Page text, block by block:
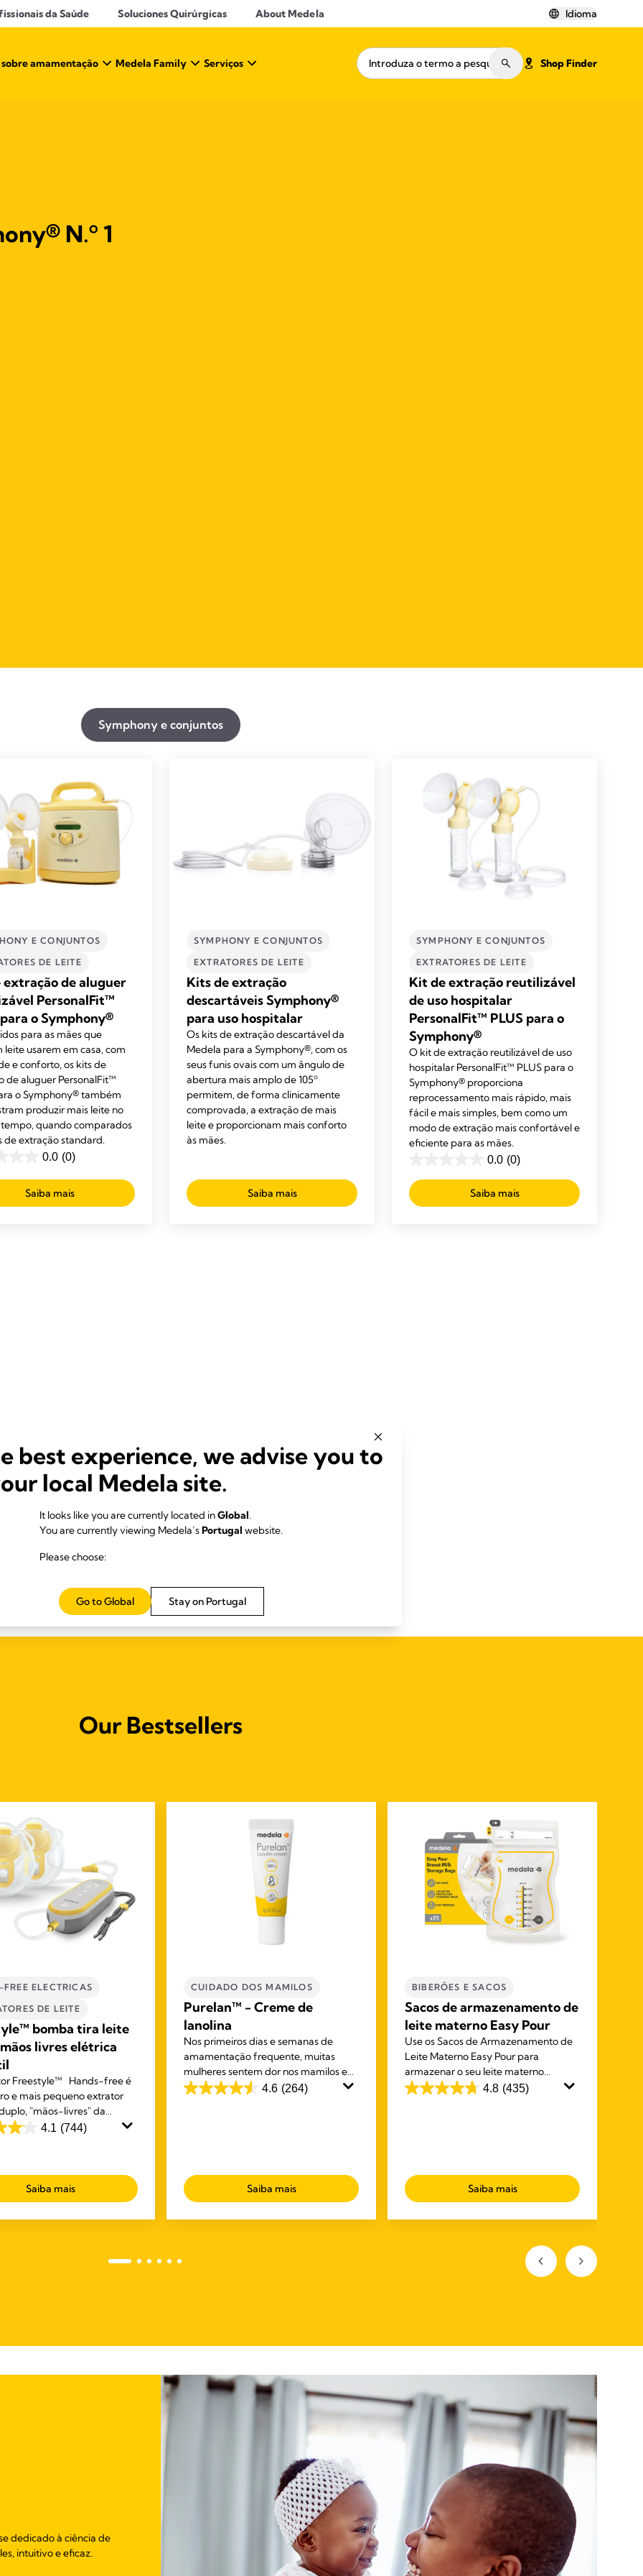
da Saúde​ Soluciones Quirúrgicas About Medela Idioma
amamentação​ Medela Family Serviços Shop Finder
N.º 1
Symphony e conjuntos
E CONJUNTOS
DE LEITE​
extração de aluguer
PersonalFit™
o Symphony®
para as mães que
leite usarem em casa, com
e conforto, os kits de
de aluguer PersonalFit™
o Symphony® também
produzir mais leite no
quando comparados
de extração standard.
0.0 (0)
Saiba mais
SYMPHONY E CONJUNTOS
EXTRATORES DE LEITE​
Kits de extração
descartáveis Symphony®
para uso hospitalar
Os kits de extração descartável da
Medela para a Symphony®, com os
seus funis ovais com um ângulo de
abertura mais amplo de 105º
permitem, de forma clinicamente
comprovada, a extração de mais
leite e proporcionam mais conforto
às mães.
Saiba mais
SYMPHONY E CONJUNTOS
EXTRATORES DE LEITE​
Kit de extração reutilizável
de uso hospitalar
PersonalFit™ PLUS para o
Symphony®
O kit de extração reutilizável de uso
hospitalar PersonalFit™ PLUS para o
Symphony® proporciona
reprocessamento mais rápido, mais
fácil e mais simples, bem como um
modo de extração mais confortável e
eficiente para as mães.
0.0 (0)
em
5
Saiba mais
Our Bestsellers
ELECTRICAS
DE LEITE​
bomba tira leite
livres elétrica
Freestyle™ Hands-free é
e mais pequeno extrator
"mãos-livres" da
se usa debaixo do sutiã.
4.1 (744)
Saiba mais
CUIDADO DOS MAMILOS
Purelan™ - Creme de
lanolina
Nos primeiros dias e semanas de
amamentação frequente, muitas
mulheres sentem dor nos mamilos e
pele seca. O creme de lanolina
4.6 (264)
4.6
análises
Saiba mais
BIBERÕES E SACOS
Sacos de armazenamento de
leite materno Easy Pour
Use os Sacos de Armazenamento de
Leite Materno Easy Pour para
armazenar o seu leite materno
acabado de extrair no congelador ou
4.8 (435)
4.8
análises
Saiba mais
dedicado à ciência de
intuitivo e eficaz.
best experience, we advise you to
local Medela site.
It looks like you are currently located inGlobal.
You are currently viewing Medela’sPortugal website.
Please choose:
Stay on Portugal
Go to Global